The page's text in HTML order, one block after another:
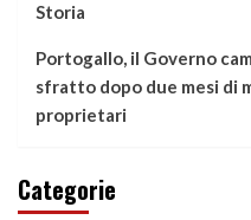
Storia
Portogallo, il Governo
sfratto dopo due mesi di
proprietari
Categorie